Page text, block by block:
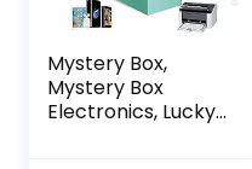
Mystery Box,
Mystery Box
Electronics, Lucky